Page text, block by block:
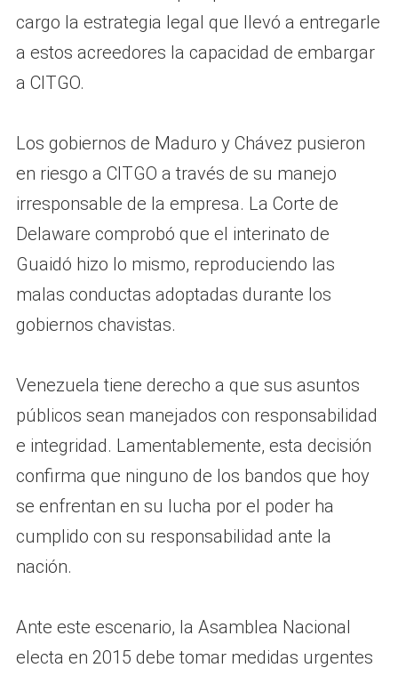
cargo la estrategia legal que llevó a entregarle
a estos acreedores la capacidad de embargar
a CITGO.
Los gobiernos de Maduro y Chávez pusieron
en riesgo a CITGO a través de su manejo
irresponsable de la empresa. La Corte de
Delaware comprobó que el interinato de
Guaidó hizo lo mismo, reproduciendo las
malas conductas adoptadas durante los
gobiernos chavistas.
Venezuela tiene derecho a que sus asuntos
públicos sean manejados con responsabilidad
e integridad. Lamentablemente, esta decisión
confirma que ninguno de los bandos que hoy
se enfrentan en su lucha por el poder ha
cumplido con su responsabilidad ante la
nación.
Ante este escenario, la Asamblea Nacional
electa en 2015 debe tomar medidas urgentes